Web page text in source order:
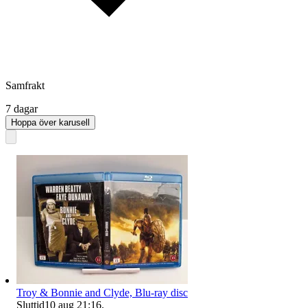
Samfrakt
7 dagar
Hoppa över karusell
Troy & Bonnie and Clyde, Blu-ray disc
Sluttid10 aug 21:16.